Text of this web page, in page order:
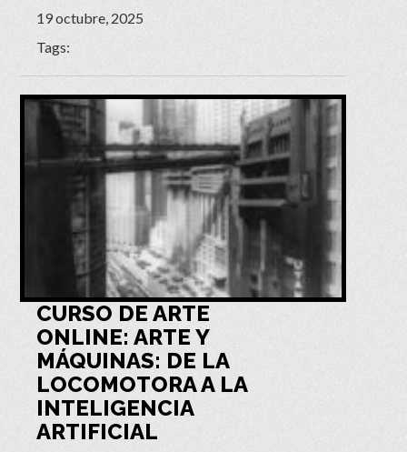
19 octubre, 2025
Tags:
CURSO DE ARTE
ONLINE: ARTE Y
MÁQUINAS: DE LA
LOCOMOTORA A LA
INTELIGENCIA
ARTIFICIAL